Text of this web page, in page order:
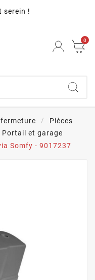
serein !
0
Pièces
Portail et garage
Somfy - 9017237